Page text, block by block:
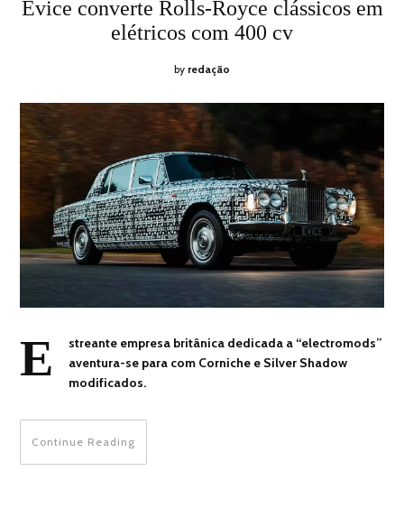
2024
Evice converte Rolls-Royce clássicos em
elétricos com 400 cv
by redação
E
streante empresa britânica dedicada a “electromods”
aventura-se para com Corniche e Silver Shadow
modificados.
Continue Reading